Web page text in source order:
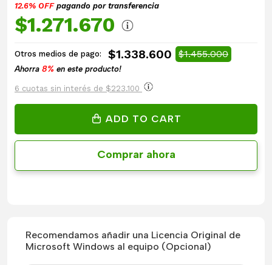
12.6% OFFpagando por transferencia
$1.271.670
Otros medios de pago: $1.338.600 $1.455.000
Ahorra 8% en este producto!
6 cuotas sin interés de $223.100
ADD TO CART
Comprar ahora
Recomendamos añadir una Licencia Original de
Microsoft Windows al equipo (Opcional)